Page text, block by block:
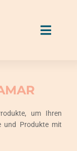
Toggle
um Ihren
und Produkte mit